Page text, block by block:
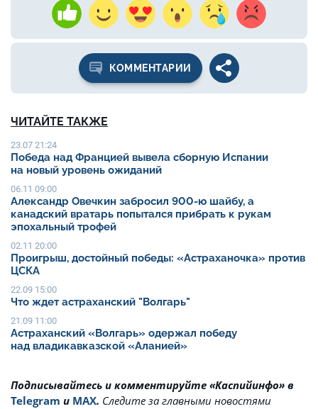
КОММЕНТАРИИ
ЧИТАЙТЕ ТАКЖЕ
23.07 21:24
Победа над Францией вывела сборную Испании
на новый уровень ожиданий
06.11 09:00
Александр Овечкин забросил 900-ю шайбу, а
канадский вратарь попытался прибрать к рукам
эпохальный трофей
02.11 20:00
Проигрыш, достойный победы: «Астраханочка» против
ЦСКА
22.09 15:00
Что ждет астраханский "Волгарь"
21.09 11:00
Астраханский «Волгарь» одержал победу
над владикавказской «Аланией»
Подписывайтесь и комментируйте «Каспийинфо» в
Telegram и MAX. Cледите за главными новостями